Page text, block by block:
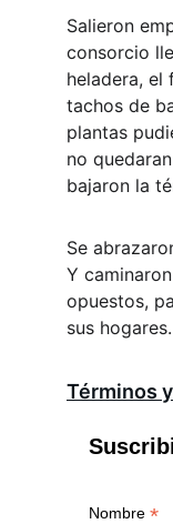
Salieron
consorcio
heladera, el
tachos de
plantas
no
bajaron la
Se
Y
opuestos,
sus hogares.
Términos